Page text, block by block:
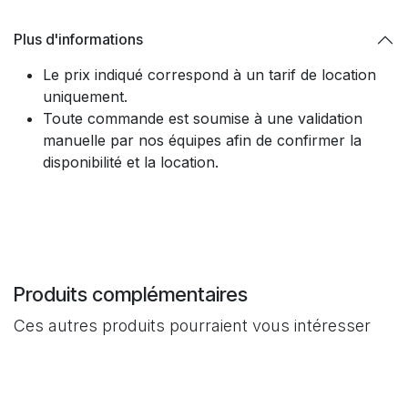
Plus d'informations
Le prix indiqué correspond à un tarif de location
uniquement.​
Toute commande est soumise à une validation
manuelle par nos équipes afin de confirmer la
disponibilité et la location.
Produits complémentaires
Ces autres produits pourraient vous intéresser